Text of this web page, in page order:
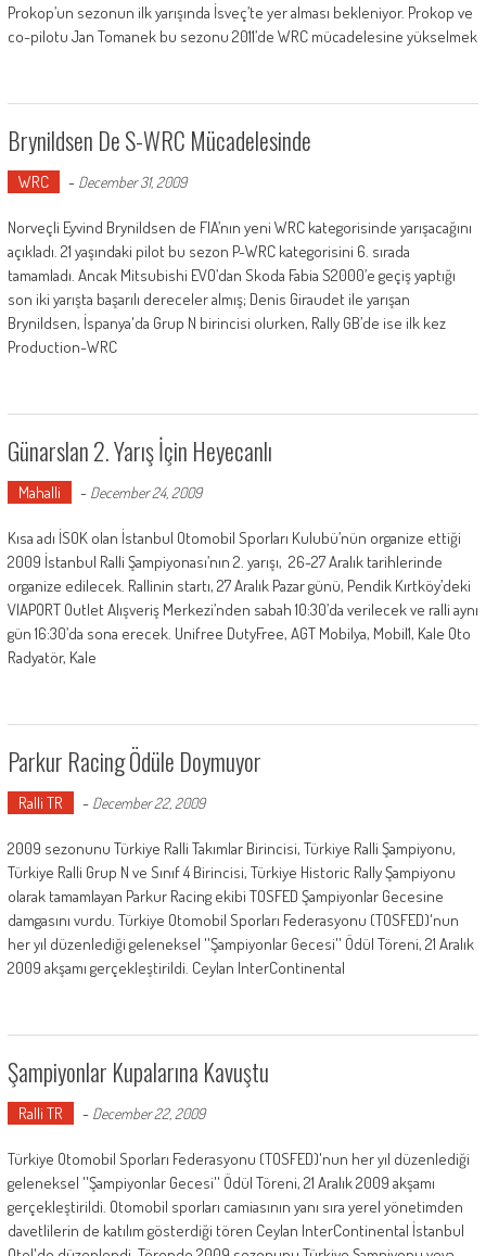
Prokop’un sezonun ilk yarışında İsveç’te yer alması bekleniyor. Prokop ve
co-pilotu Jan Tomanek bu sezonu 2011’de WRC mücadelesine yükselmek
Brynildsen De S-WRC Mücadelesinde
WRC - December 31, 2009
Norveçli Eyvind Brynildsen de FIA’nın yeni WRC kategorisinde yarışacağını
açıkladı. 21 yaşındaki pilot bu sezon P-WRC kategorisini 6. sırada
tamamladı. Ancak Mitsubishi EVO’dan Skoda Fabia S2000’e geçiş yaptığı
son iki yarışta başarılı dereceler almış; Denis Giraudet ile yarışan
Brynildsen, İspanya'da Grup N birincisi olurken, Rally GB’de ise ilk kez
Production-WRC
Günarslan 2. Yarış İçin Heyecanlı
Mahalli - December 24, 2009
Kısa adı İSOK olan İstanbul Otomobil Sporları Kulubü’nün organize ettiği
2009 İstanbul Ralli Şampiyonası’nın 2. yarışı, 26-27 Aralık tarihlerinde
organize edilecek. Rallinin startı, 27 Aralık Pazar günü, Pendik Kırtköy’deki
VIAPORT Outlet Alışveriş Merkezi’nden sabah 10:30’da verilecek ve ralli aynı
gün 16:30’da sona erecek. Unifree DutyFree, AGT Mobilya, Mobil1, Kale Oto
Radyatör, Kale
Parkur Racing Ödüle Doymuyor
Ralli TR - December 22, 2009
2009 sezonunu Türkiye Ralli Takımlar Birincisi, Türkiye Ralli Şampiyonu,
Türkiye Ralli Grup N ve Sınıf 4 Birincisi, Türkiye Historic Rally Şampiyonu
olarak tamamlayan Parkur Racing ekibi TOSFED Şampiyonlar Gecesine
damgasını vurdu. Türkiye Otomobil Sporları Federasyonu (TOSFED)'nun
her yıl düzenlediği geleneksel ''Şampiyonlar Gecesi'' Ödül Töreni, 21 Aralık
2009 akşamı gerçekleştirildi. Ceylan InterContinental
Şampiyonlar Kupalarına Kavuştu
Ralli TR - December 22, 2009
Türkiye Otomobil Sporları Federasyonu (TOSFED)'nun her yıl düzenlediği
geleneksel ''Şampiyonlar Gecesi'' Ödül Töreni, 21 Aralık 2009 akşamı
gerçekleştirildi. Otomobil sporları camiasının yanı sıra yerel yönetimden
davetlilerin de katılım gösterdiği tören Ceylan InterContinental İstanbul